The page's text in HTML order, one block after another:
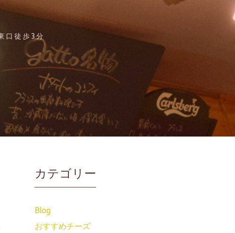
口徒歩3分
カテゴリー
Blog
おすすめチーズ